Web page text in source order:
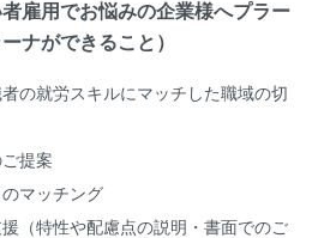
者雇用でお悩みの企業様へプラー
ナができること）
の就労スキルにマッチした職域の切
提案
マッチング
（特性や配慮点の説明・書面でのご